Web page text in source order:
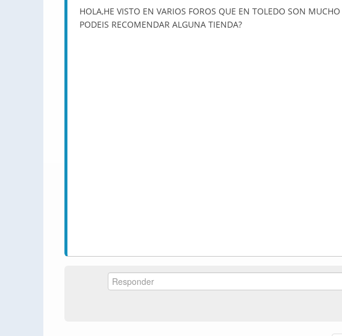
HOLA,HE VISTO EN VARIOS FOROS QUE EN TOLEDO SON
PODEIS RECOMENDAR ALGUNA TIENDA?